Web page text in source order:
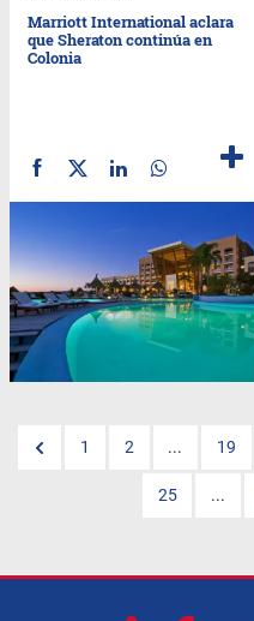
Marriott International aclara
que Sheraton continúa en
Colonia
1 2 ... 19
25 ...